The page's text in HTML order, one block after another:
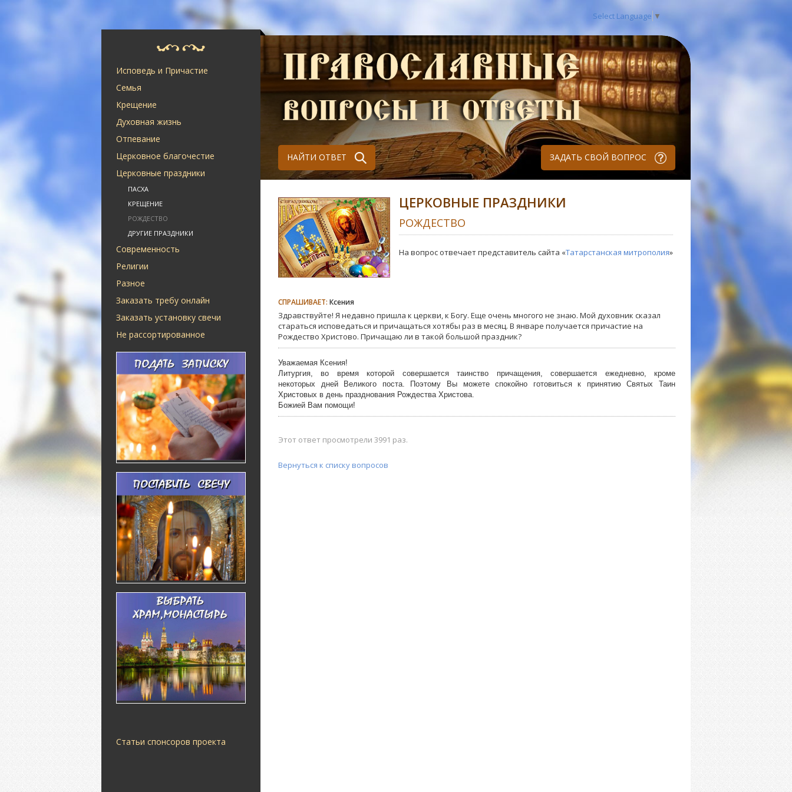
Select Language ▼
Исповедь и Причастие
Семья
Крещение
Духовная жизнь
Отпевание
Церковное благочестие
Церковные праздники
ПАСХА
КРЕЩЕНИЕ
РОЖДЕСТВО
ДРУГИЕ ПРАЗДНИКИ
Современность
Религии
Разное
Заказать требу онлайн
Заказать установку свечи
Не рассортированное
Статьи спонсоров проекта
НАЙТИ ОТВЕТ ЗАДАТЬ СВОЙ ВОПРОС
ЦЕРКОВНЫЕ ПРАЗДНИКИ
РОЖДЕСТВО
На вопрос отвечает представитель сайта «Татарстанская митрополия»
СПРАШИВАЕТ: Ксения
Здравствуйте! Я недавно пришла к церкви, к Богу. Еще очень многого не знаю. Мой духовник сказал
стараться исповедаться и причащаться хотябы раз в месяц. В январе получается причастие на
Рождество Христово. Причащаю ли в такой большой праздник?
Уважаемая Ксения!
Литургия, во время которой совершается таинство причащения, совершается ежедневно, кроме
некоторых дней Великого поста. Поэтому Вы можете спокойно готовиться к принятию Святых Таин
Христовых в день празднования Рождества Христова.
Божией Вам помощи!
Этот ответ просмотрели 3991 раз.
Вернуться к списку вопросов